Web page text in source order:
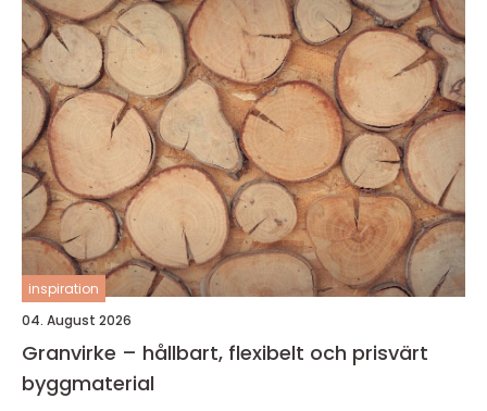
inspiration
04. August 2026
Granvirke – hållbart, flexibelt och prisvärt
byggmaterial